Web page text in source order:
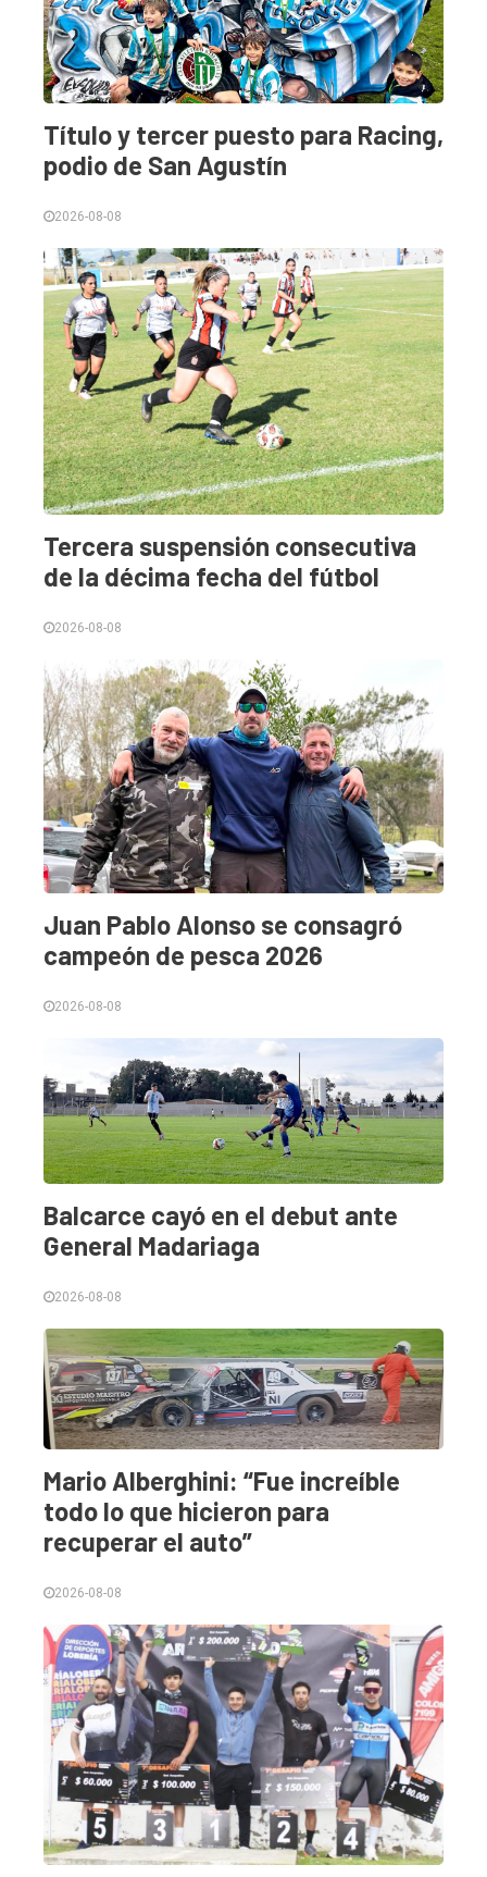
El
único
DIARIO
Balcarce
Inicio
Tendencia
General
Política
Cultura
Entrevistas
Rural
Deportes
Fúnebres
Nosotros
Contacto
Título y tercer puesto para Racing,
podio de San Agustín
2026-08-08
Tercera suspensión consecutiva
de la décima fecha del fútbol
2026-08-08
Juan Pablo Alonso se consagró
campeón de pesca 2026
2026-08-08
Balcarce cayó en el debut ante
General Madariaga
2026-08-08
Mario Alberghini: “Fue increíble
todo lo que hicieron para
recuperar el auto”
2026-08-08